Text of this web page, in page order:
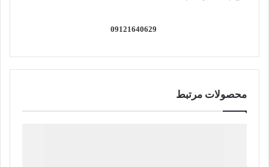
09121640629
محصولات مرتبط